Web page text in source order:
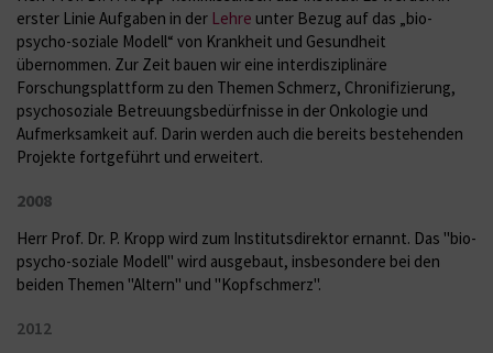
erster Linie Aufgaben in der Lehre unter Bezug auf das „bio-
psycho-soziale Modell“ von Krankheit und Gesundheit
übernommen. Zur Zeit bauen wir eine interdisziplinäre
Forschungsplattform zu den Themen Schmerz, Chronifizierung,
psychosoziale Betreuungsbedürfnisse in der Onkologie und
Aufmerksamkeit auf. Darin werden auch die bereits bestehenden
Projekte fortgeführt und erweitert.
2008
Herr Prof. Dr. P. Kropp wird zum Institutsdirektor ernannt. Das "bio-
psycho-soziale Modell" wird ausgebaut, insbesondere bei den
beiden Themen "Altern" und "Kopfschmerz".
2012